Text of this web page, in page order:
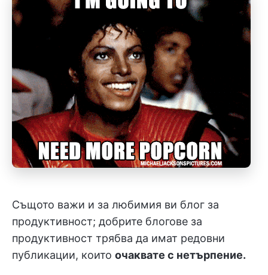
Същото важи и за любимия ви блог за
продуктивност; добрите блогове за
продуктивност трябва да имат редовни
публикации, които очаквате с нетърпение.